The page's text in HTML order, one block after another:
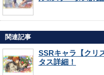
関連記事
SSRキャラ【クリ
タス詳細！